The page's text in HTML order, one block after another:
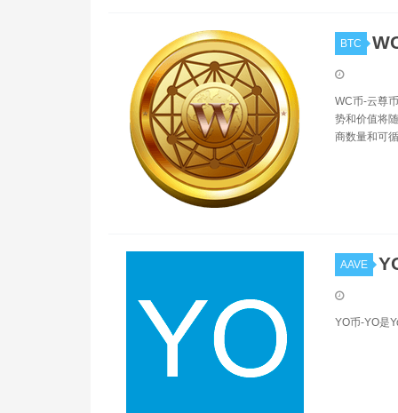
BTC
WC币-云尊
势和价值将
商数量和可
AAVE
YO币-YO是